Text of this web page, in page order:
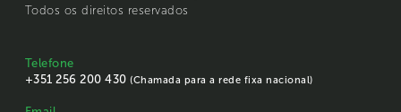
Todos os direitos reservados
Telefone
+351 256 200 430(Chamada para a rede fixa nacional)